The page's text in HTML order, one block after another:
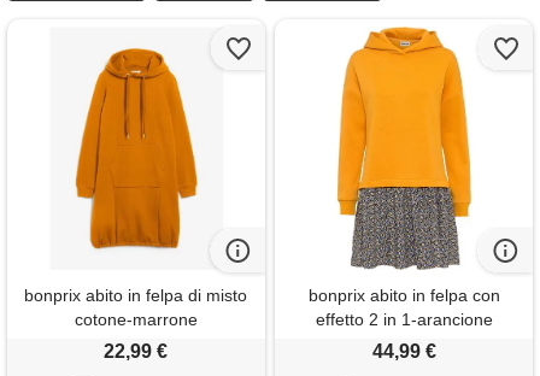
bonprix abito in felpa di misto
cotone-marrone
22,99 €
bonprix abito in felpa con
effetto 2 in 1-arancione
44,99 €